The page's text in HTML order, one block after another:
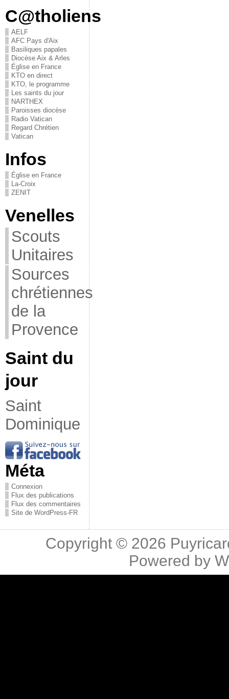
C@tholiens
AELF
AFC Pays d'Aix
Basiliques papales
Diocèse Aix & Arles
Église en France
KTO en direct
KTO, le programme
Les saints du jour
NARTHEX
Paroisses diocèse
Radio Vatican
Regard Chrétien
Vatican
Infos
Église en France
La-Croix
ZENIT
Venelles
Scouts
Unitaires
Sources
chrétiennes
de la
Provence
Saint du
jour
Saint
Dominique
Méta
Connexion
Flux des publications
Flux des commentaires
Site de WordPress-FR
Copyright © 2026
Powered by